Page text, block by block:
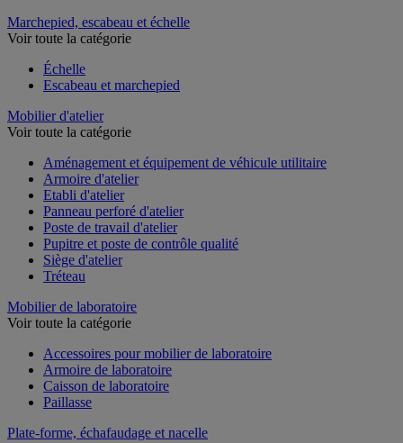
Marchepied, escabeau et échelle
Voir toute la catégorie
Échelle
Escabeau et marchepied
Mobilier d'atelier
Voir toute la catégorie
Aménagement et équipement de véhicule utilitaire
Armoire d'atelier
Etabli d'atelier
Panneau perforé d'atelier
Poste de travail d'atelier
Pupitre et poste de contrôle qualité
Siège d'atelier
Tréteau
Mobilier de laboratoire
Voir toute la catégorie
Accessoires pour mobilier de laboratoire
Armoire de laboratoire
Caisson de laboratoire
Paillasse
Plate-forme, échafaudage et nacelle